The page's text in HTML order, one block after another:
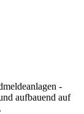
-
aufbauend auf